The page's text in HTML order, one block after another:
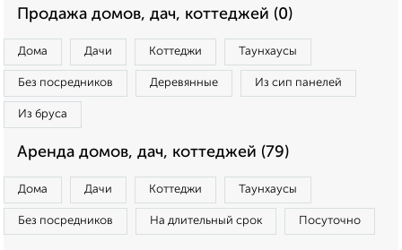
Продажа домов, дач, коттеджей (0)
Дома Дачи Коттеджи Таунхаусы
Без посредников Деревянные Из сип панелей
Из бруса
Аренда домов, дач, коттеджей (79)
Дома Дачи Коттеджи Таунхаусы
Без посредников На длительный срок Посуточно